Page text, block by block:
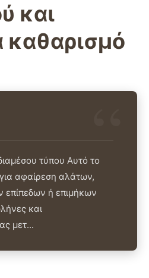
και
καθαρισμό
τύπου Αυτό το
αφαίρεση αλάτων,
επίπεδων ή επιμήκων
και
μετ...